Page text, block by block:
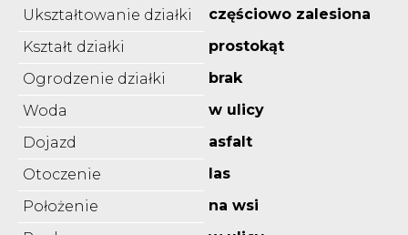
Ukształtowanie działki
częściowo zalesiona
Kształt działki
prostokąt
Ogrodzenie działki
brak
Woda
w ulicy
Dojazd
asfalt
Otoczenie
las
Położenie
na wsi